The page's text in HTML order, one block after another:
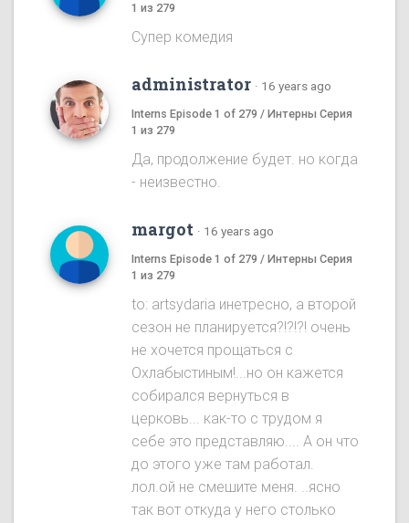
1 из 279
Супер комедия
administrator · 16 years ago
Interns Episode 1 of 279 / Интерны Серия
1 из 279
Да, продолжение будет. но когда
- неизвестно.
margot · 16 years ago
Interns Episode 1 of 279 / Интерны Серия
1 из 279
to: artsydaria инетресно, а второй
сезон не планируется?!?!?! очень
не хочется прощаться с
Охлабыстиным!...но он кажется
собирался вернуться в
церковь... как-то с трудом я
себе это представляю.... А он что
до этого уже там работал.
лол.ой не смешите меня. ..ясно
так вот откуда у него столько